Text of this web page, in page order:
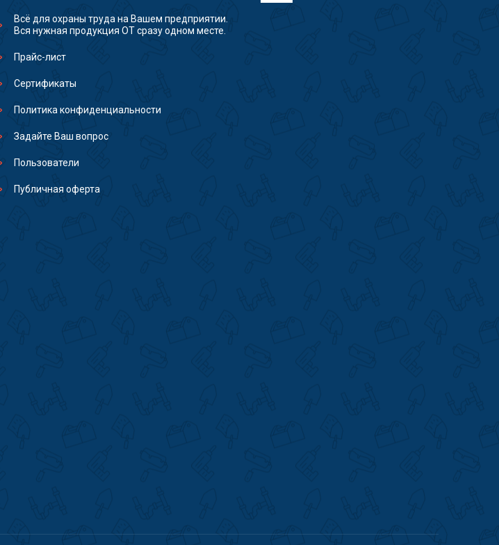
Всё для охраны труда на Вашем предприятии.
Вся нужная продукция ОТ сразу одном месте.
Прайс-лист
Сертификаты
Политика конфиденциальности
Задайте Ваш вопрос
Пользователи
Публичная оферта